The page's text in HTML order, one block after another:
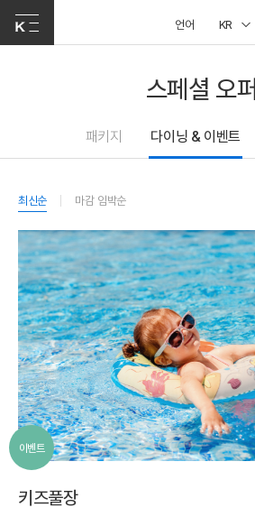
언어 KR
스페셜 오퍼
패키지 다이닝 & 이벤트
최신순 마감 임박순
이벤트
키즈풀장